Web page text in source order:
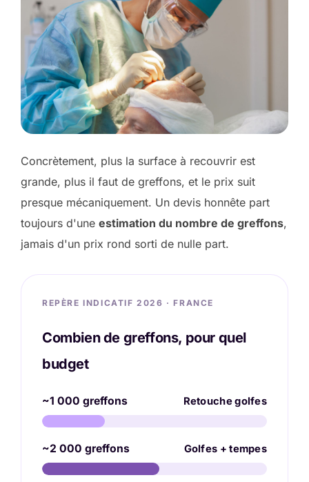
Concrètement, plus la surface à recouvrir est
grande, plus il faut de greffons, et le prix suit
presque mécaniquement. Un devis honnête part
toujours d'une estimation du nombre de greffons,
jamais d'un prix rond sorti de nulle part.
REPÈRE INDICATIF 2026 · FRANCE
Combien de greffons, pour quel
budget
~1 000 greffons Retouche golfes
~2 000 greffons Golfes + tempes